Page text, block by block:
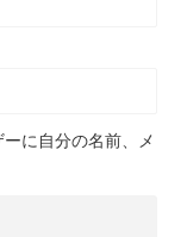
に自分の名前、メ